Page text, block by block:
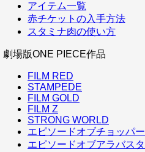
アイテム一覧
赤チケットの入手方法
スタミナ肉の使い方
劇場版ONE PIECE作品
FILM RED
STAMPEDE
FILM GOLD
FILM Z
STRONG WORLD
エピソードオブチョッパー
エピソードオブアラバスタ